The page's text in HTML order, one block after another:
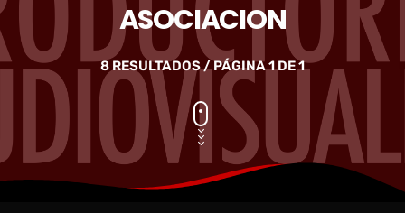
ASOCIACION
8 RESULTADOS / PÁGINA 1 DE 1